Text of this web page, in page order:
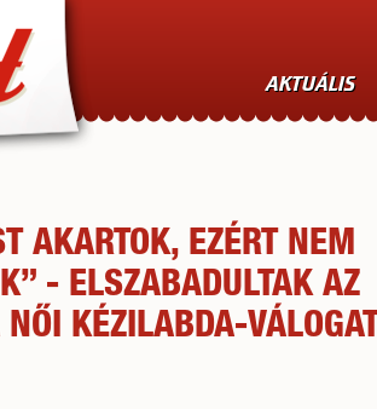
AKTUÁLIS
AKARTOK, EZÉRT NEM
- ELSZABADULTAK AZ
KÉZILABDA-